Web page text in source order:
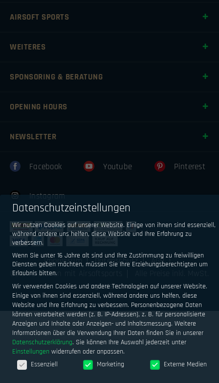
AIRSOFT SPORTS
WEITERES
SPONSORING & BERATUNG
OPENING HOURS
NEWSLETTER
Facebook Youtube Pinterest
Instagram
Impressum Datenschutz
AGB
Geld verdienen mit Airsoftsports
zzgl. Versand
Datenschutzeinstellungen
Wir nutzen Cookies auf unserer Website. Einige von ihnen sind essenziell,
während andere uns helfen, diese Website und Ihre Erfahrung zu
verbessern.
Wenn Sie unter 16 Jahre alt sind und Ihre Zustimmung zu freiwilligen
Diensten geben möchten, müssen Sie Ihre Erziehungsberechtigten um
Erlaubnis bitten.
Wir verwenden Cookies und andere Technologien auf unserer Website.
Einige von ihnen sind essenziell, während andere uns helfen, diese
Website und Ihre Erfahrung zu verbessern. Personenbezogene Daten
können verarbeitet werden (z. B. IP-Adressen), z. B. für personalisierte
Anzeigen und Inhalte oder Anzeigen- und Inhaltsmessung. Weitere
Informationen über die Verwendung Ihrer Daten finden Sie in unserer
Datenschutzerklärung. Sie können Ihre Auswahl jederzeit unter
Einstellungen widerrufen oder anpassen.
Datenschutzeinstellungen
Essenziell Marketing Externe Medien